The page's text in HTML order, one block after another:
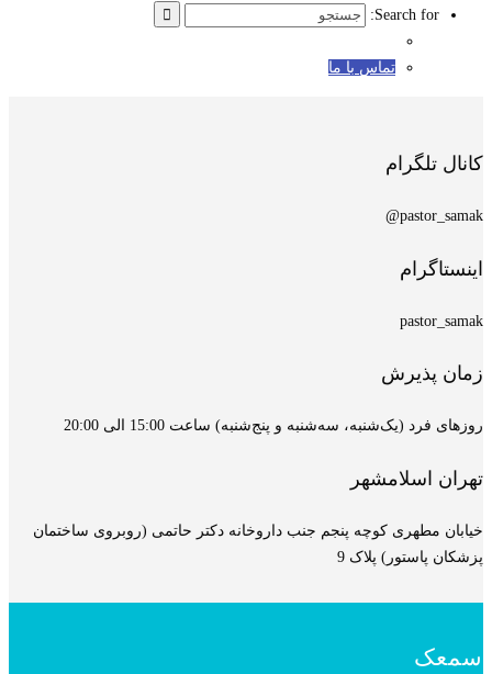
Search for:
تماس با ما
کانال تلگرام
pastor_samak@
اینستاگرام
pastor_samak
زمان پذیرش
روزهای فرد (یک‌شنبه، سه‌شنبه و پنج‌شنبه) ساعت 15:00 الی 20:00
تهران اسلامشهر
خیابان مطهری کوچه پنجم جنب داروخانه دکتر حاتمی (روبروی ساختمان
پزشکان پاستور) پلاک 9
سمعک